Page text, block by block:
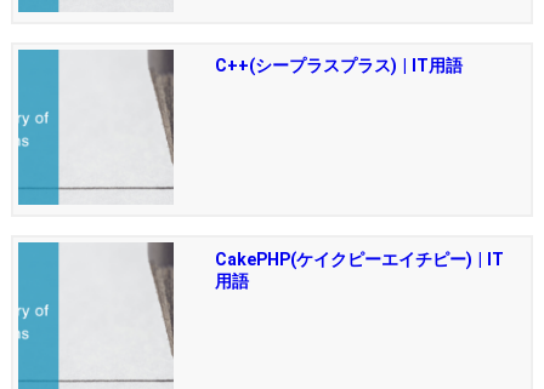
C++(シープラスプラス) | IT用語
CakePHP(ケイクピーエイチピー) | IT
用語